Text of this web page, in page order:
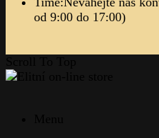
od 9:00 do 17:00)